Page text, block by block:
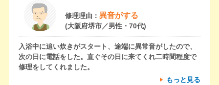
修理理由： 異音がする
(大阪府堺市／男性・70代)
入浴中に追い炊きがスタート、途端に異常音がしたので、
次の日に電話をした。直ぐその日に来てくれ二時間程度で
修理をしてくれました。
もっと見る